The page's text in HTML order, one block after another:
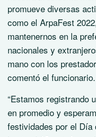
promueve diversas
como el ArpaFest
mantenernos en la
nacionales y
mano con los
comentó el funcionario.
“Estamos registrando
en promedio y
festividades por el